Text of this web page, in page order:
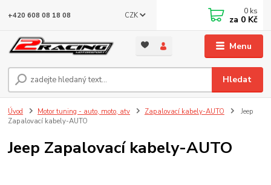
Menu
CZK
Hledat
+420 608 08 18 08 0 ks
za 0 Kč
Úvod Motor tuning - auto, moto, atv Zapalovací kabely-AUTO
Jeep
Zapalovací kabely-AUTO
Jeep Zapalovací kabely-AUTO